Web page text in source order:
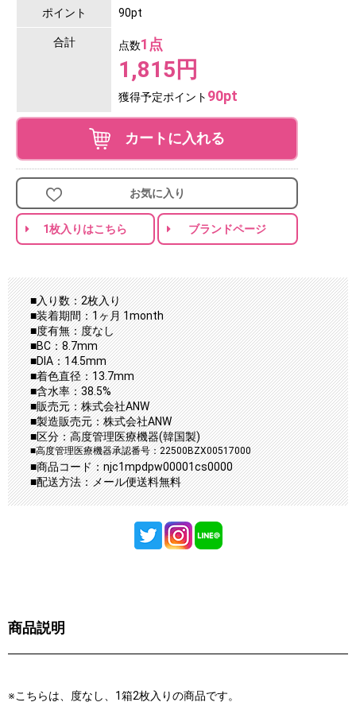
ポイント 90pt
合計 点数1点
1,815円
獲得予定ポイント 90pt
カートに入れる
お気に入り
1枚入りはこちら ブランドページ
■入り数：2枚入り
■装着期間：1ヶ月 1month
■度有無：度なし
■BC：8.7mm
■DIA：14.5mm
■着色直径：13.7mm
■含水率：38.5%
■販売元：株式会社ANW
■製造販売元：株式会社ANW
■区分：高度管理医療機器(韓国製)
■高度管理医療機器承認番号：22500BZX00517000
■商品コード：njc1mpdpw00001cs0000
■配送方法：メール便送料無料
商品説明
※こちらは、度なし、1箱2枚入りの商品です。